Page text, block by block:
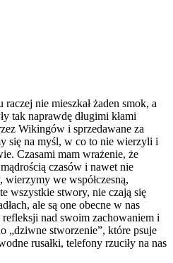
nie mieszkał żaden smok, a
tak naprawdę długimi kłami
Wikingów i sprzedawane za
się na myśl, w co to nie wierzyli i
Czasami mam wrażenie, że
czasów i nawet nie
we współczesną,
wszystkie stwory, nie czają się
ale są one obecne w nas
nad swoim zachowaniem i
„dziwne stworzenie”, które psuje
rusałki, telefony rzuciły na nas